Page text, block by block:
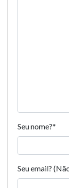
Seu nome?*
Seu email?